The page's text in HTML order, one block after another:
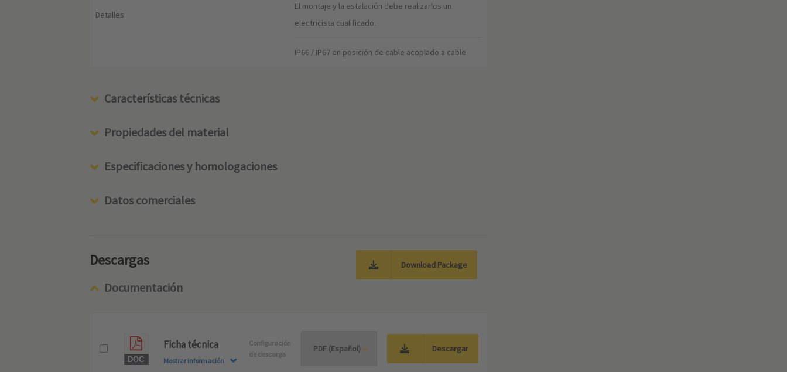
Detalles
El montaje y la estalación debe realizarlos un
electricista cualificado.
IP66 / IP67 en posición de cable acoplado a cable
Características técnicas
Propiedades del material
Especificaciones y homologaciones
Datos comerciales
Descargas Download Package
Documentación
Ficha técnica
Mostrar información
Configuración
de descarga
Descargar